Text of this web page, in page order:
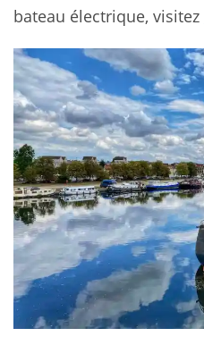
bateau électrique, visitez